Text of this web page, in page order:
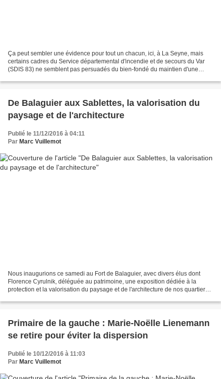
Ça peut sembler une évidence pour tout un chacun, ici, à La Seyne, mais
certains cadres du Service départemental d'incendie et de secours du Var
(SDIS 83) ne semblent pas persuadés du bien-fondé du maintien d'une
De Balaguier aux Sablettes, la valorisation du
paysage et de l'architecture
Publié le 11/12/2016 à 04:11
Par Marc Vuillemot
Nous inaugurions ce samedi au Fort de Balaguier, avec divers élus dont
Florence Cyrulnik, déléguée au patrimoine, une exposition dédiée à la
protection et la valorisation du paysage et de l'architecture de nos quartiers
Primaire de la gauche : Marie-Noëlle Lienemann
se retire pour éviter la dispersion
Publié le 10/12/2016 à 11:03
Par Marc Vuillemot